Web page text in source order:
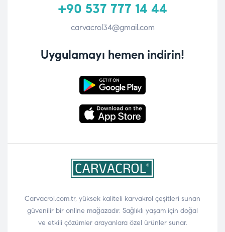
+90 537 777 14 44
carvacrol34@gmail.com
Uygulamayı hemen indirin!
Carvacrol.com.tr, yüksek kaliteli karvakrol çeşitleri sunan
güvenilir bir online mağazadır. Sağlıklı yaşam için doğal
ve etkili çözümler arayanlara özel ürünler sunar.